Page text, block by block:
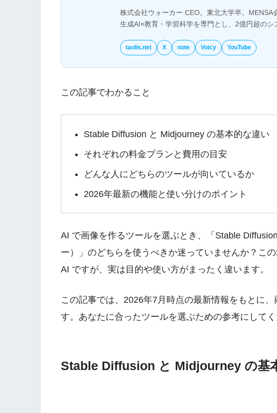
株式会社ウォーカー CEO。東北大学卒。MENSA
生成AI×教育・学習科学を専門とし、2億円超のシ
taolis.net X note Voicy YouTube
この記事でわかること
Stable Diffusion と Midjourney の基本的な違い
それぞれの料金プランと費用の目安
どんな人にどちらのツールが向いているか
2026年最新の機能と使い分けのポイント
AI で画像を作るツールを選ぶとき、「Stable
ー）」のどちらを使うべきか迷っていませんか？こ
AI ですが、実は目的や使い方がまったく違います。
この記事では、2026年7月時点の最新情報をもとに
す。あなたに合ったツールを選ぶための参考にしてく
Stable Diffusion と Midjourney の基